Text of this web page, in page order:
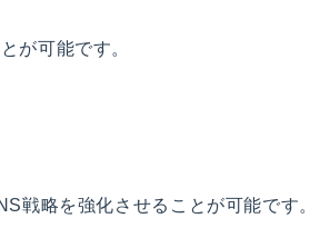
が可能です。
戦略を強化させることが可能です。